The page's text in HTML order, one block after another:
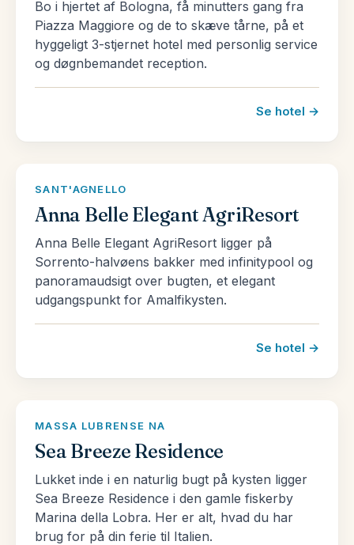
Som en hyldest til sit folks kærlighed til mode, er
Italiens skitse heldigvis formet som en støvle.
Landet er langt og elegant – c’e bella – og er
Vesuv, Etna og Stromboli, simrer i syd.
højlandet til lavlandet. Vintrene er længe om at
forlade de italienske alper, hvor der falder sne så
tidligt som midt i september. I de nordlige regioner
kan man opleve kølige vintre og hede somre,
mens klimaet lunes, jo mere syd man rejser. Kort
Læs mere om Italien og landet mange fantastiske
rejsemålher!
Bo i hjertet af Bologna, få minutters gang fra
Piazza Maggiore og de to skæve tårne, på et
hyggeligt 3-stjernet hotel med personlig service
og døgnbemandet reception.
Se hotel →
SANT'AGNELLO
Anna Belle Elegant AgriResort
Anna Belle Elegant AgriResort ligger på
Sorrento-halvøens bakker med infinitypool og
panoramaudsigt over bugten, et elegant
udgangspunkt for Amalfikysten.
Se hotel →
MASSA LUBRENSE NA
Sea Breeze Residence
Lukket inde i en naturlig bugt på kysten ligger
Sea Breeze Residence i den gamle fiskerby
Marina della Lobra. Her er alt, hvad du har
brug for på din ferie til Italien.